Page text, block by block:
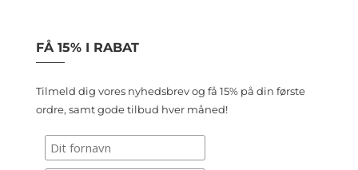
FÅ 15% I RABAT
Tilmeld dig vores nyhedsbrev og få 15% på din første
ordre, samt gode tilbud hver måned!